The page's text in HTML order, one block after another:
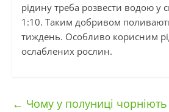
рідину треба розвести водою у
1:10. Таким добривом
тиждень. Особливо корисним
ослаблених рослин.
← Чому у полуниці чорніють